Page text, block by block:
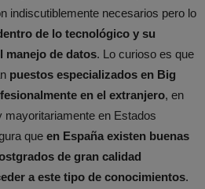
indiscutiblemente necesarios pero lo
de lo tecnológico y su
manejo de datos. Lo curioso es que
puestos especializados en Big
en el extranjero, en
en Estados
que en España existen buenas
de gran calidad
a este tipo de conocimientos.